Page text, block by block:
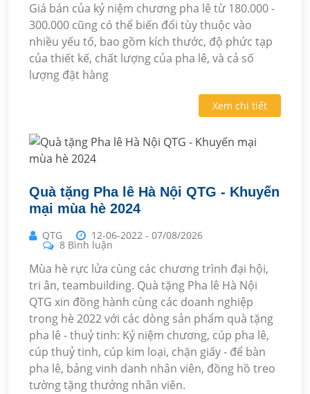
Giá bán của kỷ niệm chương pha lê từ 180.000 -
300.000 cũng có thể biến đổi tùy thuộc vào
nhiều yếu tố, bao gồm kích thước, độ phức tạp
của thiết kế, chất lượng của pha lê, và cả số
lượng đặt hàng
Xem chi tiết
Quà tặng Pha lê Hà Nội QTG - Khuyến
mại mùa hè 2024
QTG 12-06-2022 - 07/08/2026
8 Bình luận
Mùa hè rực lửa cùng các chương trình đại hội,
tri ân, teambuilding. Quà tặng Pha lê Hà Nội
QTG xin đồng hành cùng các doanh nghiệp
trong hè 2022 với các dòng sản phẩm quà tặng
pha lê - thuỷ tinh: Kỷ niệm chương, cúp pha lê,
cúp thuỷ tinh, cúp kim loại, chặn giấy - để bàn
pha lê, bảng vinh danh nhân viên, đồng hồ treo
tường tặng thưởng nhân viên.